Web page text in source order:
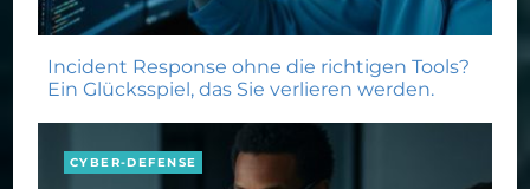
Incident Response ohne die richtigen Tools?
Ein Glücksspiel, das Sie verlieren werden.
CYBER-DEFENSE